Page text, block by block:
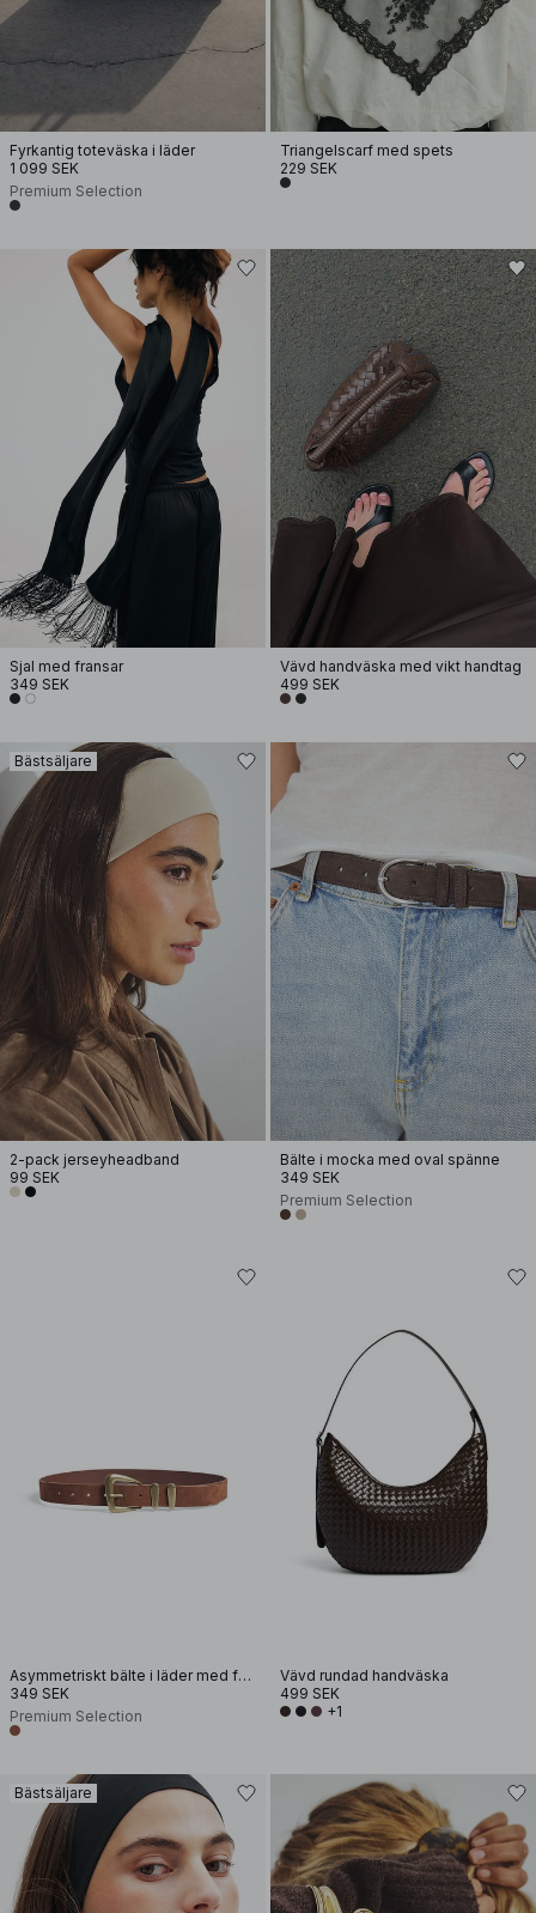
Fyrkantig toteväska i läder
1 099 SEK
Premium Selection
Triangelscarf med spets
229 SEK
Sjal med fransar
349 SEK
Vävd handväska med vikt handtag
499 SEK
Bästsäljare
2-pack jerseyheadband
99 SEK
Bälte i mocka med oval spänne
349 SEK
Premium Selection
Asymmetriskt bälte i läder med fyrkantig spänne
349 SEK
Premium Selection
Vävd rundad handväska
499 SEK
+1
Bästsäljare